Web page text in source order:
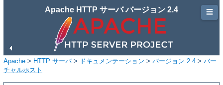
Apache HTTP サーバ バージョン 2.4
Apache > HTTP サーバ> ドキュメンテーション > バージョン 2.4 > バー
チャルホスト
☰